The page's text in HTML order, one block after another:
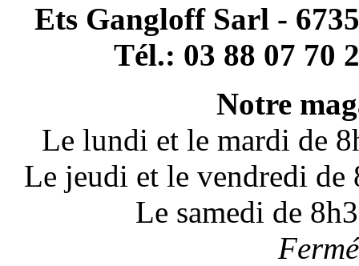
Ets Gangloff Sarl -
Tél.: 03 88 07 70
Notre
Le lundi et le mardi de
Le jeudi et le vendredi de
Le samedi de